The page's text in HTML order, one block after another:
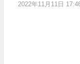
2022年11月11日